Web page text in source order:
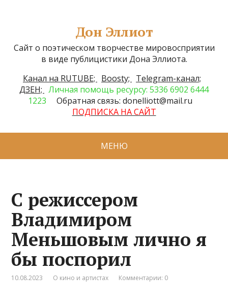
Дон Эллиот
Сайт о поэтическом творчестве мировосприятии
в виде публицистики Дона Эллиота.
Канал на RUTUBE;
Boosty;
Telegram-канал;
ДЗЕН; Личная помощь ресурсу: 5336 6902 6444
1223
Обратная связь: donelliott@mail.ru
ПОДПИСКА НА САЙТ
МЕНЮ
С режиссером
Владимиром
Меньшовым лично я
бы поспорил
10.08.2023 О кино и артистах Комментарии: 0